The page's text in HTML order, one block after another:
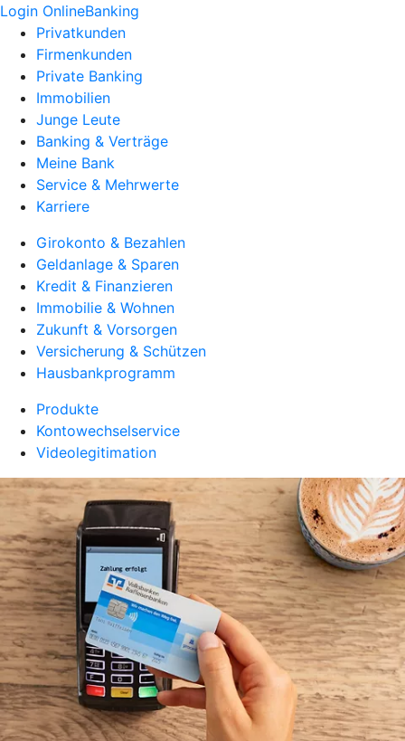
Login OnlineBanking
Privatkunden
Firmenkunden
Private Banking
Immobilien
Junge Leute
Banking & Verträge
Meine Bank
Service & Mehrwerte
Karriere
Girokonto & Bezahlen
Geldanlage & Sparen
Kredit & Finanzieren
Immobilie & Wohnen
Zukunft & Vorsorgen
Versicherung & Schützen
Hausbankprogramm
Produkte
Kontowechselservice
Videolegitimation